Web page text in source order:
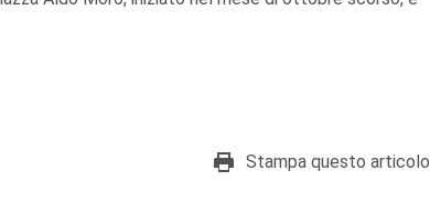
Stampa questo articolo